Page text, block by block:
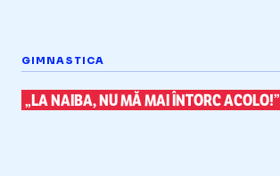
GIMNASTICA
„LA NAIBA, NU MĂ MAI ÎNTORC ACOLO!”